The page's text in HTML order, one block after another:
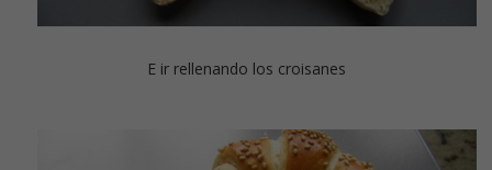
E ir rellenando los croisanes